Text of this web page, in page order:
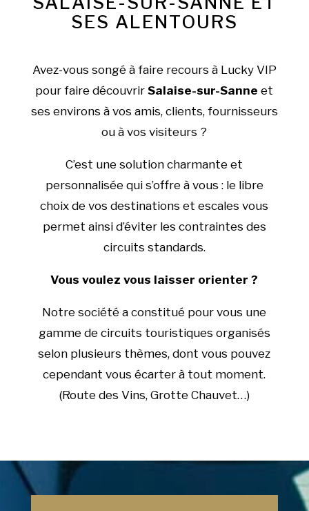
SES ALENTOURS
Avez-vous songé à faire recours à Lucky VIP
pour faire découvrirSalaise-sur-Sanne et
ses environs à vos amis, clients, fournisseurs
ou à vos visiteurs ?
C’est une solution charmante et
personnalisée qui s’offre à vous : le libre
choix de vos destinations et escales vous
permet ainsi d’éviter les contraintes des
circuits standards.
Vous voulez vous laisser orienter ?
Notre société a constitué pour vous une
gamme de circuits touristiques organisés
selon plusieurs thèmes, dont vous pouvez
cependant vous écarter à tout moment.
(Route des Vins, Grotte Chauvet…)